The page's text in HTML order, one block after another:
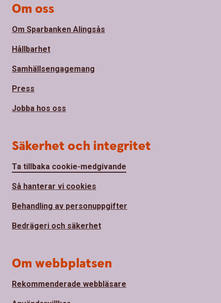
Om oss
Om Sparbanken Alingsås
Hållbarhet
Samhällsengagemang
Press
Jobba hos oss
Säkerhet och integritet
Ta tillbaka cookie-medgivande
Så hanterar vi cookies
Behandling av personuppgifter
Bedrägeri och säkerhet
Om webbplatsen
Rekommenderade webbläsare